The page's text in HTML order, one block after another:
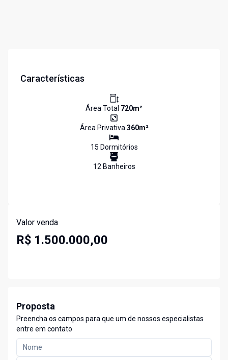
Características
Área Total 720m²
Área Privativa360m²
15 Dormitórios
12Banheiros
Valor venda
R$ 1.500.000,00
Proposta
Preencha os campos para que um de nossos especialistas
entre em contato